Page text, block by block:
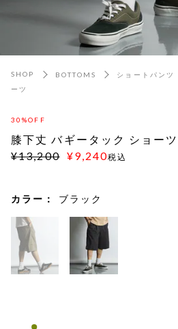
SHOP BOTTOMS ショートパンツ
ーツ
30%OFF
膝下丈 バギータック ショーツ
¥13,200 ¥9,240税込
カラー： ブラック